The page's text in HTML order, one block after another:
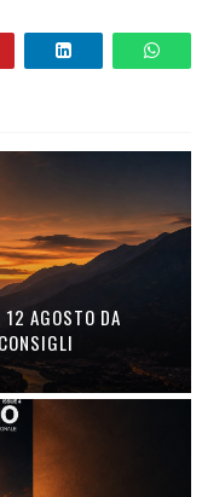
12 AGOSTO DA